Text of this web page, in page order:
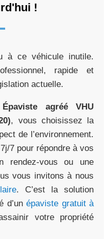
!
à ce véhicule inutile.
rapide et
actuelle.
Épaviste agréé VHU
, vous choisissez la
de l’environnement.
7 pour répondre à vos
rendez-vous ou une
vous invitons à nous
. C’est la solution
d’unépaviste gratuit à
votre propriété